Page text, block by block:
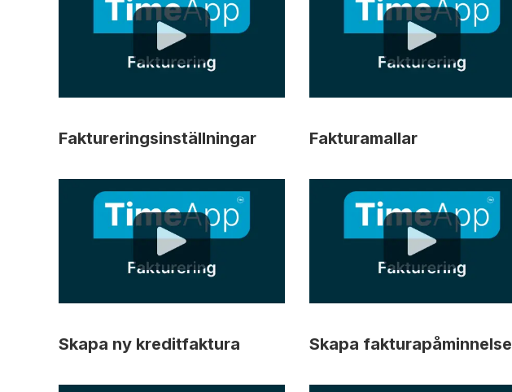
Faktureringsinställningar Fakturamallar
Skapa ny kreditfaktura Skapa fakturapåminnelse